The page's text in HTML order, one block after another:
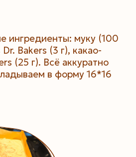
ингредиенты: муку (100
Bakers (3 г), какао-
(25 г). Всё аккуратно
в форму 16*16